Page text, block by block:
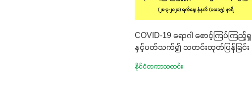
COVID-19 ရောဂါ စောင့်ကြပ်ကြည့်
နှင့်ပတ်သက်၍ သတင်းထုတ်ပြန်ခြင်း
နိုင်ငံတကာသတင်း